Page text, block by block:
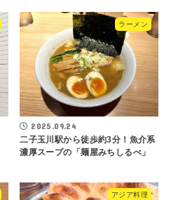
ラーメン
2025.09.24
二子玉川駅から徒歩約3分！魚介系
濃厚スープの「麺屋みちしるべ」
アジア料理